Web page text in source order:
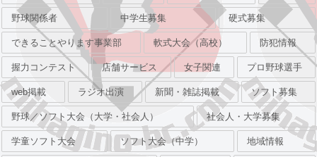
野球関係者 中学生募集 硬式募集
できることやります事業部 軟式大会（高校） 防犯情報
握力コンテスト 店舗サービス 女子関連 プロ野球選手
web掲載 ラジオ出演 新聞・雑誌掲載 ソフト募集
野球／ソフト大会（大学・社会人） 社会人・大学募集
学童ソフト大会 ソフト大会（中学） 地域情報